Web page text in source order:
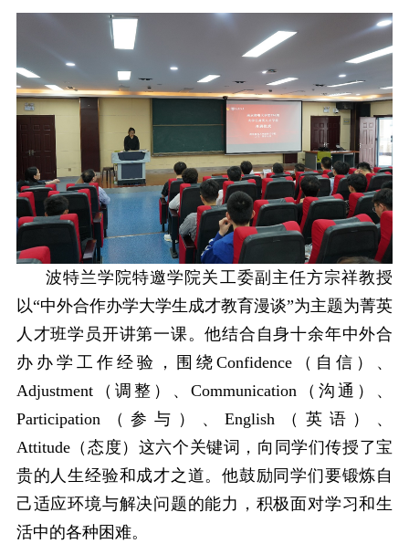
波特兰学院特邀学院关工委副主任方宗祥教授
以“中外合作办学大学生成才教育漫谈”为主题为菁英
人才班学员开讲第一课。他结合自身十余年中外合
办办学工作经验，
围绕Confidence （自信）、
Adjustment（ 调整 ）、Communication （沟通）、
Participation（参与）、English （英语）、
Attitude（态度）这六个关键词，向同学们传授了宝
贵的人生经验和成才之道。他鼓励同学们要锻炼自
己适应环境与解决问题的能力 ，积极面对学习和生
活中的各种困难。